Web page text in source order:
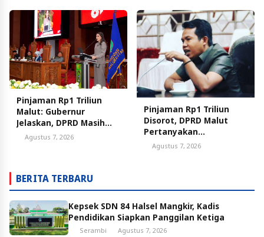
Pinjaman Rp1 Triliun
Malut: Gubernur
Jelaskan, DPRD Masih
Sorot Utang
Agustus 7, 2026
Pinjaman Rp1 Triliun
Disorot, DPRD Malut
Pertanyakan
Pemerataan Proyek
Agustus 7, 2026
BERITA TERBARU
Kepsek SDN 84 Halsel Mangkir, Kadis
Pendidikan Siapkan Panggilan Ketiga
Serambi Agustus 7, 2026